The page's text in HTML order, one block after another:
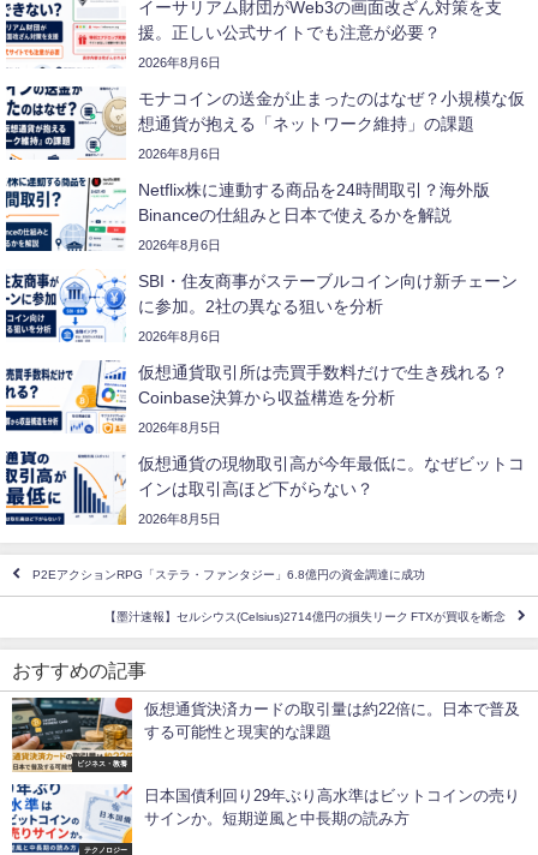
イーサリアム財団がWeb3の画面改ざん対策を支
援。正しい公式サイトでも注意が必要？
2026年8月6日
モナコインの送金が止まったのはなぜ？小規模な仮
想通貨が抱える「ネットワーク維持」の課題
2026年8月6日
Netflix株に連動する商品を24時間取引？海外版
Binanceの仕組みと日本で使えるかを解説
2026年8月6日
SBI・住友商事がステーブルコイン向け新チェーン
に参加。2社の異なる狙いを分析
2026年8月6日
仮想通貨取引所は売買手数料だけで生き残れる？
Coinbase決算から収益構造を分析
2026年8月5日
仮想通貨の現物取引高が今年最低に。なぜビットコ
インは取引高ほど下がらない？
2026年8月5日
P2EアクションRPG「ステラ・ファンタジー」6.8億円の資金調達に成功
【墨汁速報】セルシウス(Celsius)2714億円の損失リーク FTXが買収を断念
おすすめの記事
ビジネス・教養
仮想通貨決済カードの取引量は約22倍に。日本で普及
する可能性と現実的な課題
テクノロジー
日本国債利回り29年ぶり高水準はビットコインの売り
サインか。短期逆風と中長期の読み方